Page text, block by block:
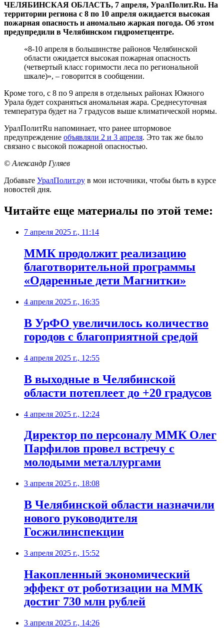
ЧЕЛЯБИНСКАЯ ОБЛАСТЬ, 7 апреля, УралПолит.Ru. На
территории региона с 8 по 10 апреля ожидается высокая
пожарная опасность и аномально жаркая погода. Об этом
предупредили в Челябинском гидрометцентре.
«8-10 апреля в большинстве районов Челябинской
области ожидается высокая пожарная опасность
(четвертый класс горимости леса по региональной
шкале)», – говорится в сообщении.
Кроме того, с 8 по 9 апреля в отдельных районах Южного
Урала будет сохраняться аномальная жара. Среднесуточная
температура будет на 7 градусов выше климатической нормы.
УралПолитRu напоминает, что ранее штормовое
предупреждение объявляли 2 и 3 апреля. Это так же было
связано с высокой пожарной опасностью.
© Александр Гуляев
Добавьте УралПолит.ру в мои источники, чтобы быть в курсе
новостей дня.
Читайте еще материалы по этой теме:
7 апреля 2025 г., 11:14
ММК продолжит реализацию
благотворительной программы
«Одаренные дети Магнитки»
4 апреля 2025 г., 16:35
В УрФО увеличилось количество
городов с благоприятной средой
4 апреля 2025 г., 12:55
В выходные в Челябинской
области потеплеет до +20 градусов
4 апреля 2025 г., 12:24
Директор по персоналу ММК Олег
Парфилов провел встречу с
молодыми металлургами
3 апреля 2025 г., 18:08
В Челябинской области назначили
нового руководителя
Госжилинспекции
3 апреля 2025 г., 15:52
Накопленный экономический
эффект от роботизации на ММК
достиг 730 млн рублей
3 апреля 2025 г., 14:26